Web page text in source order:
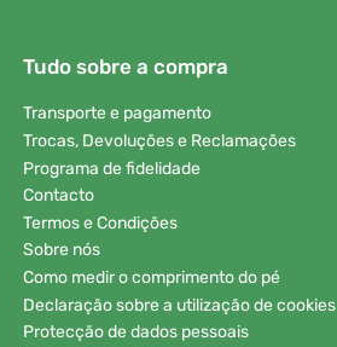
Tudo sobre a compra
Transporte e pagamento
Trocas, Devoluções e Reclamações
Programa de fidelidade
Contacto
Termos e Condições
Sobre nós
Como medir o comprimento do pé
Declaração sobre a utilização de cookies
Protecção de dados pessoais